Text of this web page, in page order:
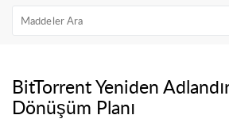
BitTorrent Yeniden
Dönüşüm Planı